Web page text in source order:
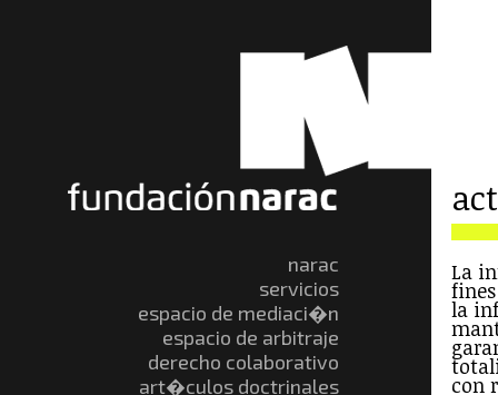
narac
servicios
espacio de mediaci�n
espacio de arbitraje
derecho colaborativo
art�culos doctrinales
La
la
con